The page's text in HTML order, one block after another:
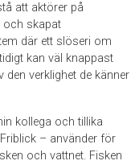
att aktörer på
och skapat
där ett slöseri om
kan väl knappast
verklighet de känner
kollega och tillika
– använder för
och vattnet. Fisken